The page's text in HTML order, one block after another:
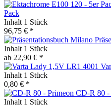
Pack
Inhalt 1 Stück
96,75 € *
Inhalt 1 Stück
ab 22,90 € *
Inhalt 1 Stück
0,80 € *
CD-R 80 -
Inhalt 1 Stück